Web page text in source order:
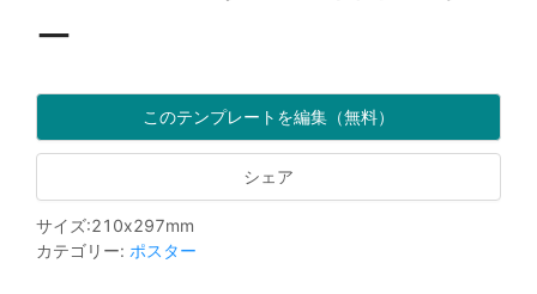
ー
このテンプレートを編集（無料）
シェア
サイズ:210x297mm
カテゴリー: ポスター